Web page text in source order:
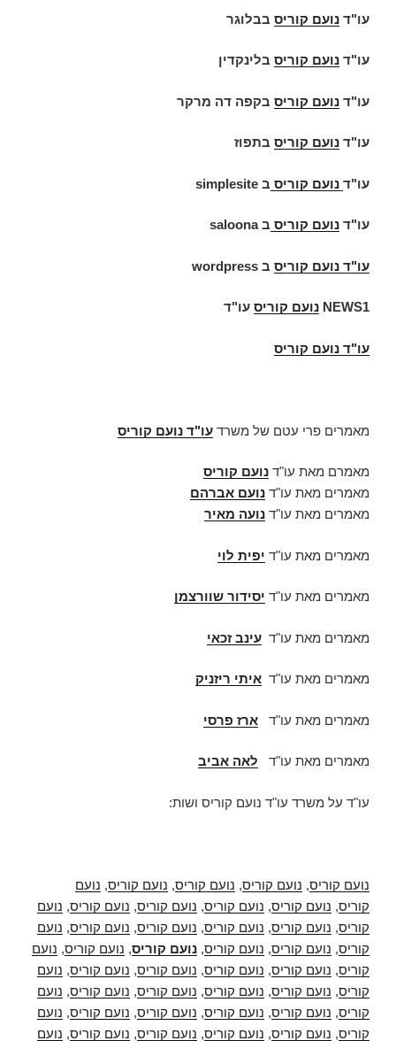
עו"ד נועם קוריס בבלוגר
עו"ד נועם קוריס בלינקדין
עו"ד נועם קוריס בקפה דה מרקר
עו"ד נועם קוריס בתפוז
עו"ד נועם קוריס ב simplesite
עו"ד נועם קוריס בsaloona
עו"ד נועם קוריס ב wordpress
NEWS1 נועם קוריס עו"ד
עו"ד נועם קוריס
מאמרים פרי עטם של משרד עו"ד נועם קוריס
מאמרם מאת עו"ד נועם קוריס
מאמרים מאת עו"ד נועם אברהם
מאמרים מאת עו"ד נועה מאיר
מאמרים מאת עו"ד יפית לוי
מאמרים מאת עו"ד יסידור שוורצמן
מאמרים מאת עו"ד עינב זכאי
מאמרים מאת עו"ד איתי ריזניק
מאמרים מאת עו"ד ארז פרסי
מאמרים מאת עו"ד לאה אביב
עו"ד על משרד עו"ד נועם קוריס ושות:
נועם קוריס, נועם קוריס, נועם קוריס, נועם קוריס, נועם
קוריס, נועם קוריס, נועם קוריס, נועם קוריס, נועם קוריס, נועם
קוריס, נועם קוריס, נועם קוריס, נועם קוריס, נועם קוריס, נועם
קוריס, נועם קוריס, נועם קוריס, נועם קוריס, נועם קוריס, נועם
קוריס, נועם קוריס, נועם קוריס, נועם קוריס, נועם קוריס, נועם
קוריס, נועם קוריס, נועם קוריס, נועם קוריס, נועם קוריס, נועם
קוריס, נועם קוריס, נועם קוריס, נועם קוריס, נועם קוריס, נועם
קוריס, נועם קוריס, נועם קוריס, נועם קוריס, נועם קוריס, נועם